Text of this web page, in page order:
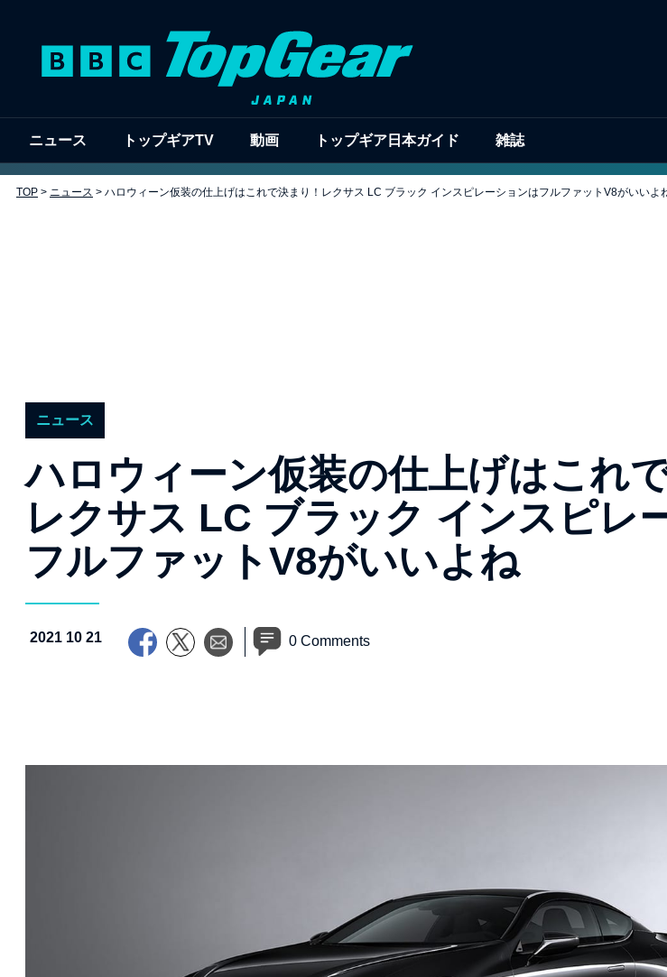
ニュース トップギアTV 動画 トップギア日本ガイド 雑誌
TOP > ニュース > ハロウィーン仮装の仕上げはこれで決まり！レクサス LC ブラック インスピレーションはフルファットV8がいいよ
ニュース
ハロウィーン仮装の仕上げはこれ
レクサス LC ブラック インスピレ
フルファットV8がいいよね
2021 10 21 0 Comments